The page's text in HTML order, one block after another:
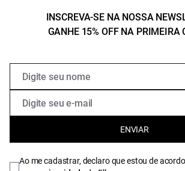
INSCREVA-SE NA NOSSA
GANHE 15% OFF NA PRIMEIRA
ENVIAR
Ao me cadastrar, declaro que estou de